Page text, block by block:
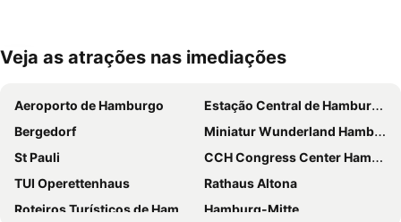
Ampliar mapa
Veja as atrações nas imediações
Aeroporto de Hamburgo
Estação Central de Hamburgo
Bergedorf
Miniatur Wunderland Hamburg
St Pauli
CCH Congress Center Hamburg
TUI Operettenhaus
Rathaus Altona
Roteiros Turísticos de Hamburgo
Hamburg-Mitte